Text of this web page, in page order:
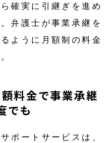
確実に引継ぎを進め
弁護士が事業承継を
ように月額制の料金
料金で事業承継
でも
ポートサービスは、